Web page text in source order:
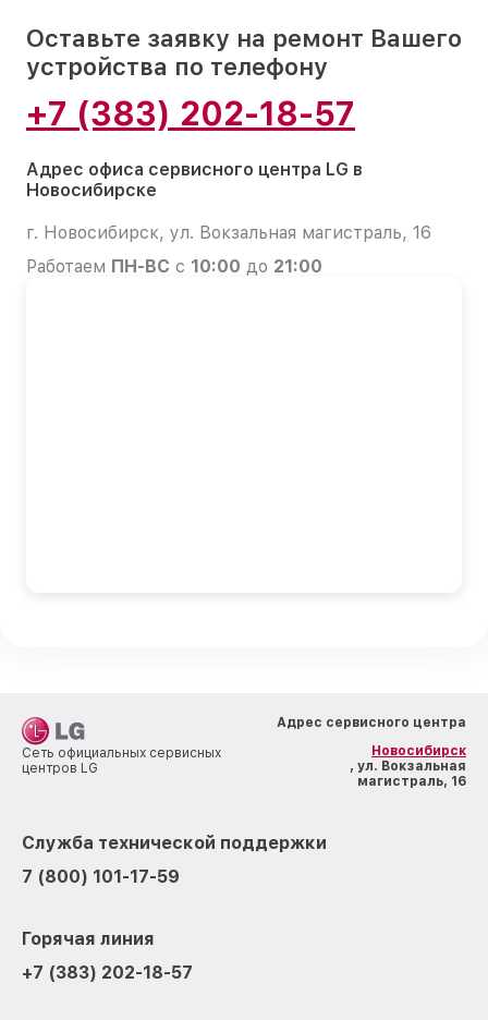
Оставьте заявку на ремонт Вашего
устройства по телефону
+7 (383) 202-18-57
Адрес офиса сервисного центра LG в
Новосибирске
г. Новосибирск, ул. Вокзальная магистраль, 16
Работаем ПН-ВС с 10:00 до 21:00
Сеть официальных сервисных
центров LG
Адрес сервисного центра
Новосибирск
, ул. Вокзальная
магистраль, 16
Служба технической поддержки
7 (800) 101-17-59
Горячая линия
+7 (383) 202-18-57